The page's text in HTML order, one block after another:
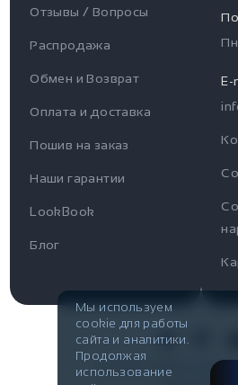
Контакты
Часы работы поддержки
Пн-Пт c 10:00 до 17:00
Telegram
E-mail
info@indiastyle.ru
Для пользователя
Информация
Наши гарантии
Контакты
Публичная оферта
Look Book
Мы используем
cookie для работы
сайта и аналитики.
Продолжая
использование
Отзывы / Вопросы
Распродажа
Обмен и Возврат
Оплата и доставка
Пошив на заказ
Наши гарантии
LookBook
Блог
E-
© 2007-2026